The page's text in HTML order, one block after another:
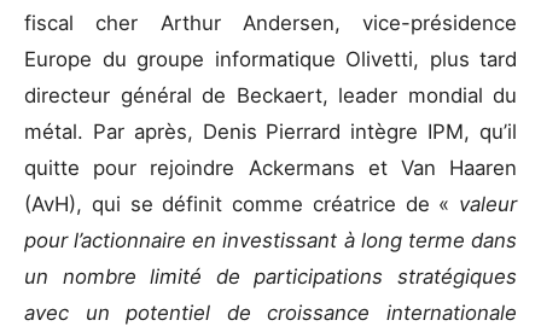
fiscal cher Arthur Andersen, vice-présidence
Europe du groupe informatique Olivetti, plus tard
directeur général de Beckaert, leader mondial du
métal. Par après, Denis Pierrard intègre IPM, qu’il
quitte pour rejoindre Ackermans et Van Haaren
(AvH), qui se définit comme créatrice de « valeur
pour l’actionnaire en investissant à long terme dans
un nombre limité de participations stratégiques
avec un potentiel de croissance internationale